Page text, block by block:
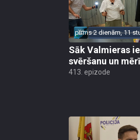
pirms 2 dienām, 11
Sāk Valmieras
svēršanu un
413. epizode